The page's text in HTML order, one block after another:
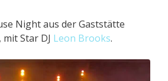
Night aus der Gaststätte
Star DJ Leon Brooks.